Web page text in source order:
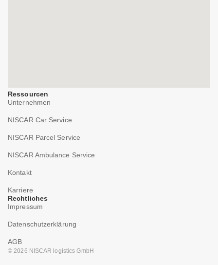
Ressourcen
Unternehmen
NISCAR Car Service
NISCAR Parcel Service
NISCAR Ambulance Service
Kontakt
Karriere
Rechtliches
Impressum
Datenschutzerklärung
AGB
© 2026 NISCAR logistics GmbH